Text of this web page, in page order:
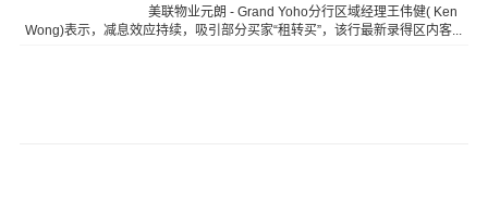
美联物业元朗 - Grand Yoho分行区域经理王伟健( Ken
Wong)表示，减息效应持续，吸引部分买家“租转买”，该行最新录得区内客...